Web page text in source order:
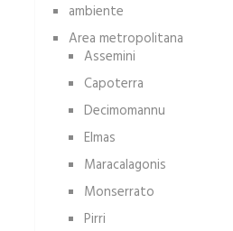
ambiente
Area metropolitana
Assemini
Capoterra
Decimomannu
Elmas
Maracalagonis
Monserrato
Pirri